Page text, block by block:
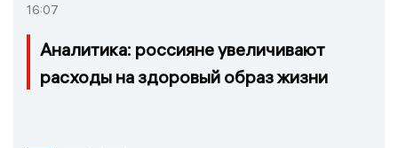
16:07
Аналитика: россияне увеличивают
расходы на здоровый образ жизни